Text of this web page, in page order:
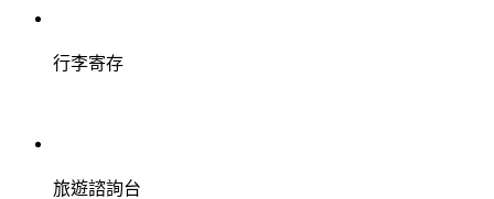
行李寄存
旅遊諮詢台